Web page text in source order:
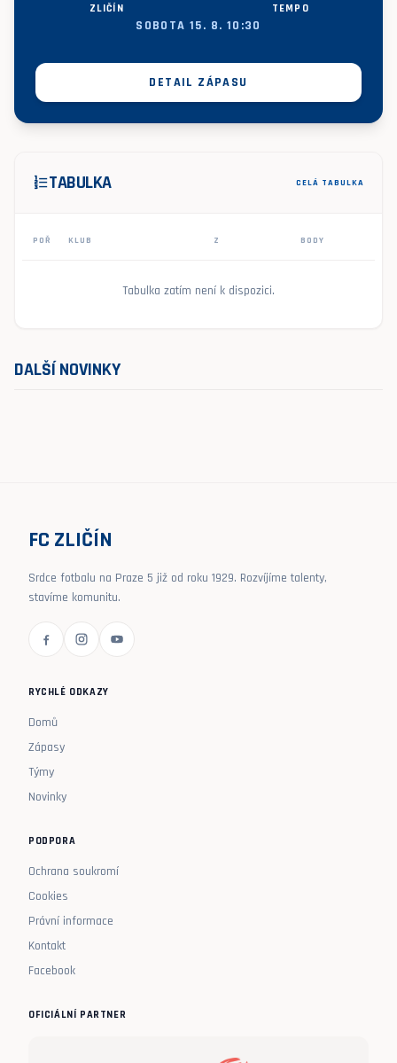
ZLIČÍN TEMPO
SOBOTA 15. 8. 10:30
DETAIL ZÁPASU
format_list_numberedTABULKA CELÁ TABULKA
POŘ KLUB Z BODY
Tabulka zatím není k dispozici.
DALŠÍ NOVINKY
FC ZLIČÍN
Srdce fotbalu na Praze 5 již od roku 1929. Rozvíjíme talenty,
stavíme komunitu.
RYCHLÉ ODKAZY
Domů
Zápasy
Týmy
Novinky
PODPORA
Ochrana soukromí
Cookies
Právní informace
Kontakt
Facebook
OFICIÁLNÍ PARTNER